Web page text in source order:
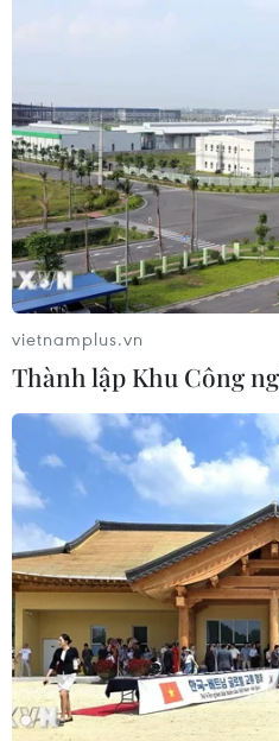
bảo vệ các vùng trồng bơ
07/08/2026 00:09
Mỹ kiểm tra gần 500 chiếc
MAX do nguy cơ nứt thân
06/08/2026 23:31
Ngoại giao kinh tế: Kiến
thái đồng hành và thúc
công nghệ
06/08/2026 15:33
Việt Nam tiếp tục là thị
điểm của doanh nghiệp
Ba Lan
06/08/2026 14:03
vietnamplus.vn
Thành lập Khu Công